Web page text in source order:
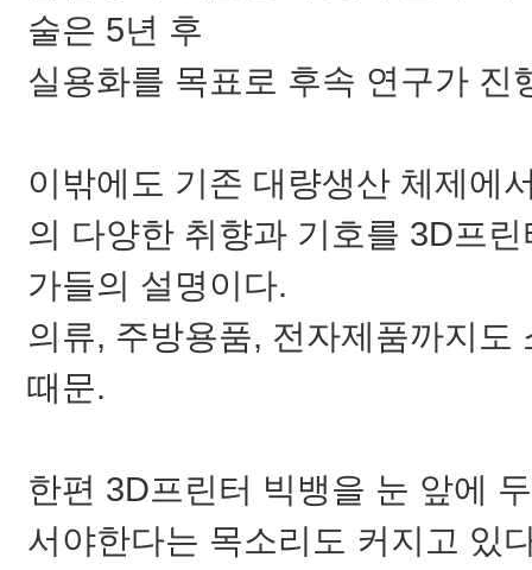
술은 5년 후
실용화를 목표로 후속 연구가 진
이밖에도 기존 대량생산 체제에
의 다양한 취향과 기호를 3D프
가들의 설명이다.
의류, 주방용품, 전자제품까지
때문.
한편 3D프린터 빅뱅을 눈 앞에
서야한다는 목소리도 커지고 있